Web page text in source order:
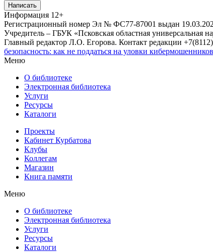
Написать
Информация 12+
Регистрационный номер Эл № ФС77-87001 выдан
Учредитель – ГБУК «Псковская областная универсальная
Главный редактор Л.О. Егорова. Контакт редакции
безопасность: как не поддаться на уловки кибермошенников
Меню
О библиотеке
Электронная библиотека
Услуги
Ресурсы
Каталоги
Проекты
Кабинет Курбатова
Клубы
Коллегам
Магазин
Книга памяти
Меню
О библиотеке
Электронная библиотека
Услуги
Ресурсы
Каталоги